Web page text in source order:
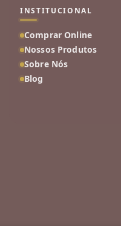
INSTITUCIONAL
Comprar Online
Nossos Produtos
Sobre Nós
Blog